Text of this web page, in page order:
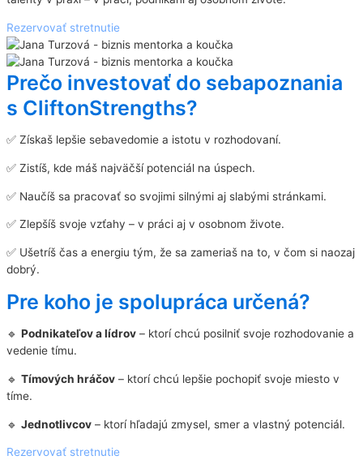
Rezervovať stretnutie
Prečo investovať do sebapoznania
s CliftonStrengths?
✅ Získaš lepšie sebavedomie a istotu v rozhodovaní.
✅ Zistíš, kde máš najväčší potenciál na úspech.
✅ Naučíš sa pracovať so svojimi silnými aj slabými stránkami.
✅ Zlepšíš svoje vzťahy – v práci aj v osobnom živote.
✅ Ušetríš čas a energiu tým, že sa zameriaš na to, v čom si naozaj
dobrý.
Pre koho je spolupráca určená?
🔹 Podnikateľov a lídrov – ktorí chcú posilniť svoje rozhodovanie a
vedenie tímu.
🔹 Tímových hráčov – ktorí chcú lepšie pochopiť svoje miesto v
tíme.
🔹 Jednotlivcov – ktorí hľadajú zmysel, smer a vlastný potenciál.
Rezervovať stretnutie